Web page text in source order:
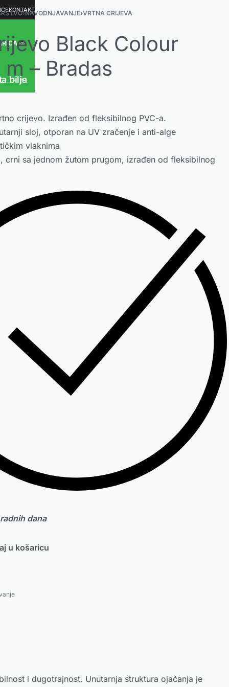
KONTAKT
0
bilja
›NAVODNJAVANJE›VRTNA CRIJEVA
Black Colour
– Bradas
crijevo. Izrađen od fleksibilnog PVC-a.
sloj, otporan na UV zračenje i anti-alge
vlaknima
crni sa jednom žutom prugom, izrađen od fleksibilnog
dana
u košaricu
i dugotrajnost. Unutarnja struktura ojačanja je